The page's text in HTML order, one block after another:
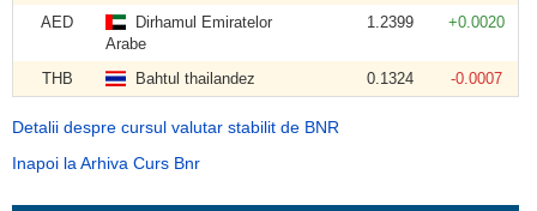
AED
Dirhamul Emiratelor
Arabe
1.2399 +0.0020
THB Bahtul thailandez 0.1324 -0.0007
Detalii despre cursul valutar stabilit de BNR
Inapoi la Arhiva Curs Bnr